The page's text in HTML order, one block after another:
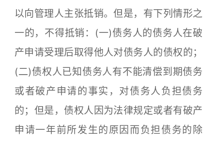
以向管理人主张抵销。但是，有下列情形之
一的，不得抵销：(一)债务人的债务人在破
产申请受理后取得他人对债务人的债权的；
(二)债权人已知债务人有不能清偿到期债务
或者破产申请的事实，对债务人负担债务
的；但是，债权人因为法律规定或者有破产
申请一年前所发生的原因而负担债务的除